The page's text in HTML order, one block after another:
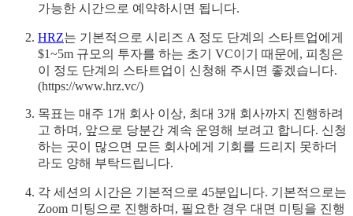
가능한 시간으로 예약하시면 됩니다.
HRZ는 기본적으로 시리즈 A 정도 단계의 스타트업에게
$1~5m 규모의 투자를 하는 초기 VC이기 때문에, 피칭은
이 정도 단계의 스타트업이 신청해 주시면 좋겠습니다.
(https://www.hrz.vc/)
목표는 매주 1개 회사 이상, 최대 3개 회사까지 진행하려
고 하며, 앞으로 당분간 계속 운영해 보려고 합니다. 신청
하는 곳이 많으면 모든 회사에게 기회를 드리지 못하더
라도 양해 부탁드립니다.
각 세션의 시간은 기본적으로 45분입니다. 기본적으로는
Zoom 미팅으로 진행하며, 필요한 경우 대면 미팅을 진행